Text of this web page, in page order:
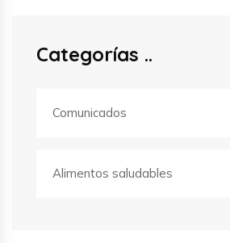
Categorías
Comunicados
Alimentos saludables